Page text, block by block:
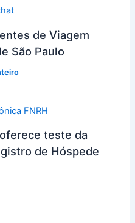
de Viagem
São Paulo
teste da
de Hóspede